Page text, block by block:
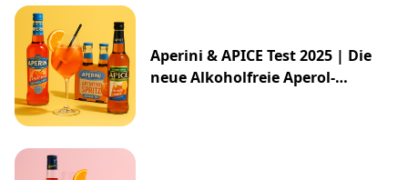
Aperini & APICE Test 2025 | Die
neue Alkoholfreie Aperol-